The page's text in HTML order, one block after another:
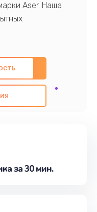
Aser. Наша
знаниями и
ремонт с
компонентов, а
всех
- предоставить
записаться на
за 30 мин.